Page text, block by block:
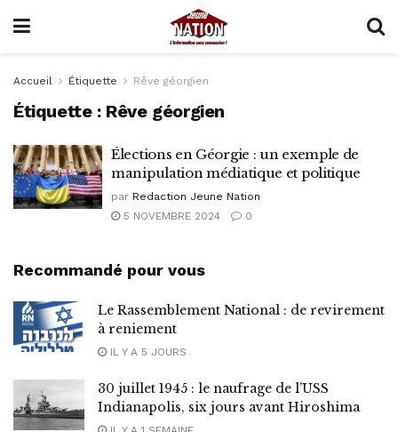
Accueil Étiquette Rêve géorgien
Étiquette : Rêve géorgien
Élections en Géorgie : un exemple de
manipulation médiatique et politique
par Redaction Jeune Nation
5 NOVEMBRE 2024
0
Recommandé pour vous
Le Rassemblement National : de revirement
à reniement
IL Y A 5 JOURS
30 juillet 1945 : le naufrage de l’USS
Indianapolis, six jours avant Hiroshima